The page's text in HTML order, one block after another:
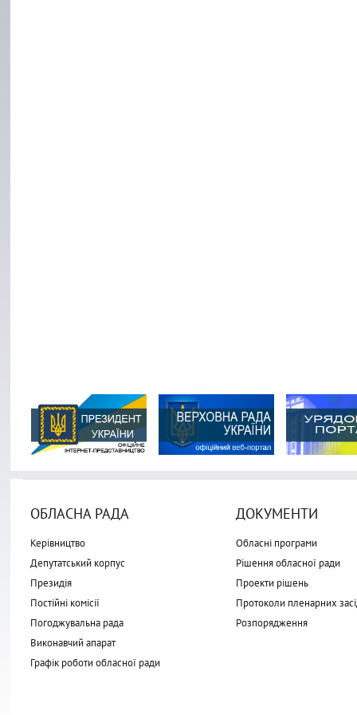
ОБЛАСНА РАДА
Керівництво
Депутатський корпус
Президія
Постійні комісії
Погоджувальна рада
Виконавчий апарат
Графік роботи обласної ради
ДОКУМЕНТИ
Обласні програми
Рішення обласної ради
Проекти рішень
Протоколи пленарних
Розпорядження